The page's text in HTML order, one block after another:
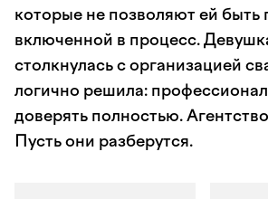
которые не позволяют ей быть
включенной в процесс.
столкнулась с организацией
логично решила:
доверять полностью.
Пусть они разберутся.